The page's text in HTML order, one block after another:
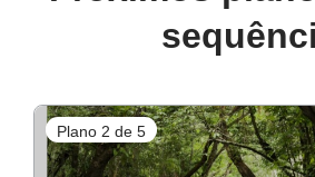
Plano 2 de 5